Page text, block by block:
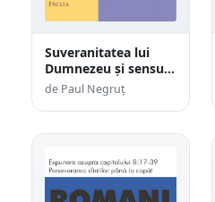
Suveranitatea lui
Dumnezeu și sensul
vieții sub soare
de Paul Negruț